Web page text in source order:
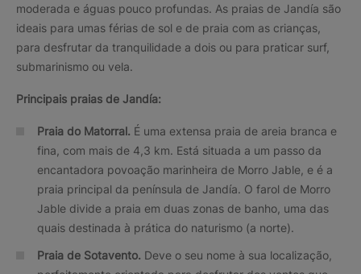
moderada e águas pouco profundas. As praias de Jandía são
ideais para umas férias de sol e de praia com as crianças,
para desfrutar da tranquilidade a dois ou para praticar surf,
submarinismo ou vela.
Principais praias de Jandía:
Praia do Matorral. É uma extensa praia de areia branca e
fina, com mais de 4,3 km. Está situada a um passo da
encantadora povoação marinheira de Morro Jable, e é a
praia principal da península de Jandía. O farol de Morro
Jable divide a praia em duas zonas de banho, uma das
quais destinada à prática do naturismo (a norte).
Praia de Sotavento. Deve o seu nome à sua localização,